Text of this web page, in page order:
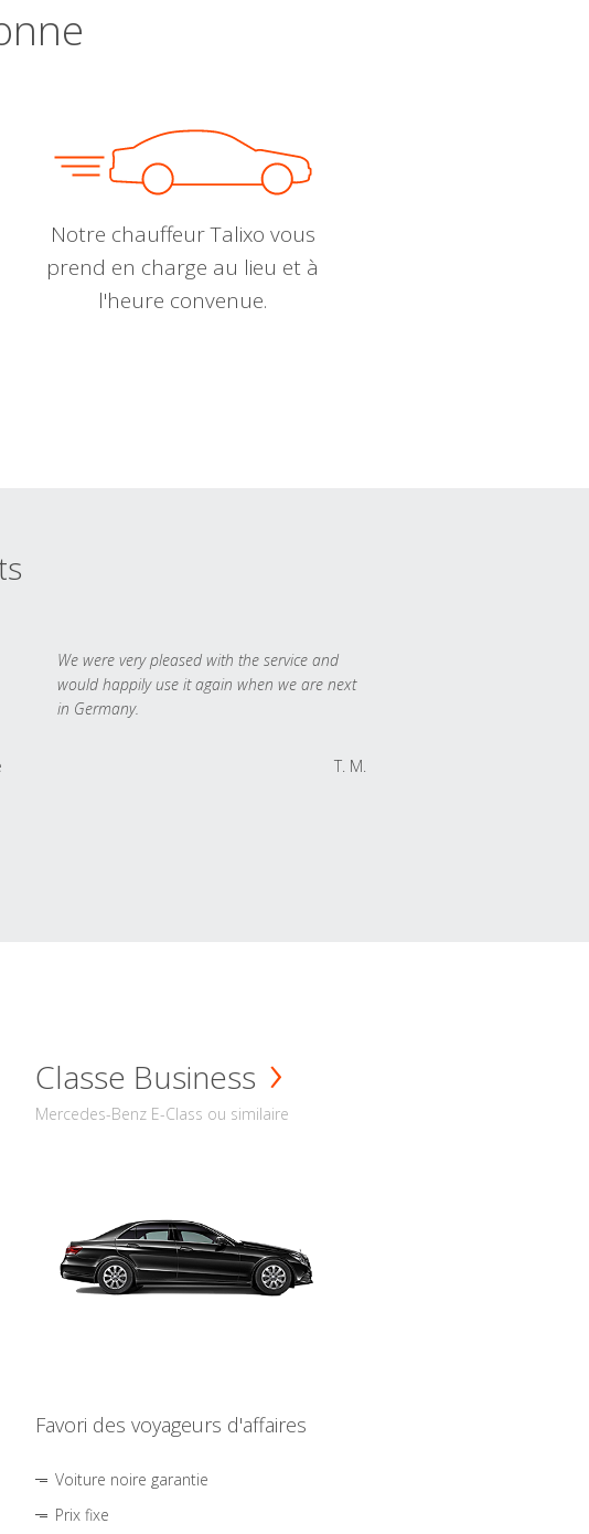
Notre chauffeur Talixo vous
prend en charge au lieu et à
l'heure convenue.
We were very pleased with the service and
would happily use it again when we are next
in Germany.
T. M.
Classe Business
Mercedes-Benz E-Class ou similaire
Favori des voyageurs d'affaires
Voiture noire garantie
Prix fixe